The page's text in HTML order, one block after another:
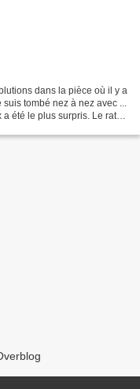
dans la pièce où il y a
tombé nez à nez avec ...
été le plus surpris. Le rat